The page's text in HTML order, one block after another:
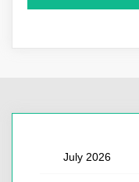
July 2026